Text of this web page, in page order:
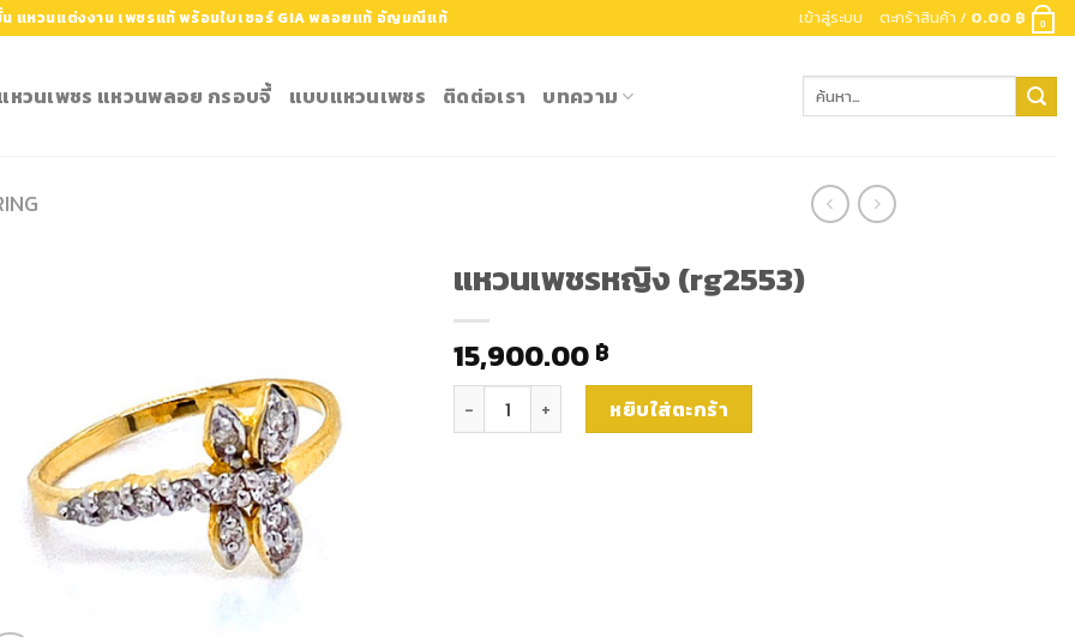
แหวนแต่งงาน เพชรแท้ พร้อมใบเซอร์ GIA พลอยแท้ อัญมณีแท้ เข้าสู่ระบบ ตะกร้าสินค้า / 0.00 ฿ 0
หวนเพชร แหวนพลอย กรอบจี้ แบบแหวนเพชร ติดต่อเรา บทความ ค้นหา:
แหวนเพชรหญิง (rg2553)
15,900.00 ฿
จำนวน แหวนเพชรหญิง (rg2553) ชิ้น
หยิบใส่ตะกร้า